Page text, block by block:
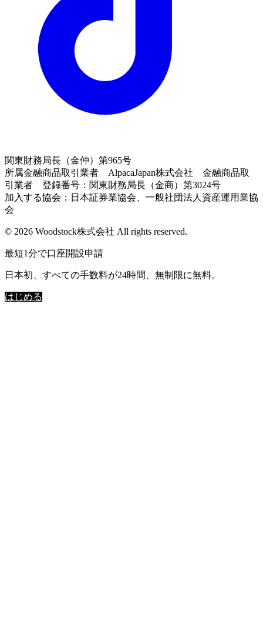
関東財務局長（金仲）第965号
所属金融商品取引業者 AlpacaJapan株式会社 金融商品取
引業者 登録番号：関東財務局長（金商）第3024号
加入する協会：日本証券業協会、一般社団法人資産運用業協
会
© 2026 Woodstock株式会社 All rights reserved.
最短1分で口座開設申請
日本初、すべての手数料が24時間、無制限に無料。
はじめる